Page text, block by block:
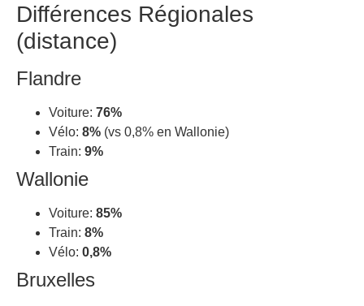
Différences Régionales
(distance)
Flandre
Voiture: 76%
Vélo: 8% (vs 0,8% en Wallonie)
Train: 9%
Wallonie
Voiture: 85%
Train: 8%
Vélo: 0,8%
Bruxelles